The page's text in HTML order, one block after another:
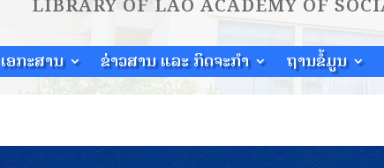
ອກະສານ ຂ່າວສານ ແລະ ກິດຈະກຳ ຖານຂໍ້ມູນ